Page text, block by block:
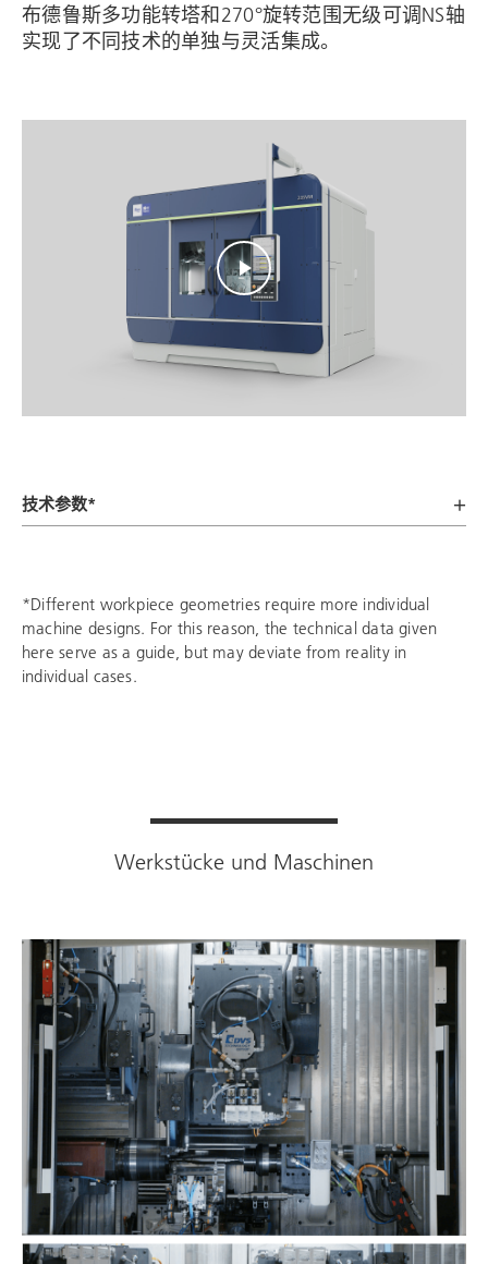
布德鲁斯多功能转塔和270°旋转范围无级可调NS轴
实现了不同技术的单独与灵活集成。
技术参数*
*Different workpiece geometries require more individual
machine designs. For this reason, the technical data given
here serve as a guide, but may deviate from reality in
individual cases.
Werkstücke und Maschinen